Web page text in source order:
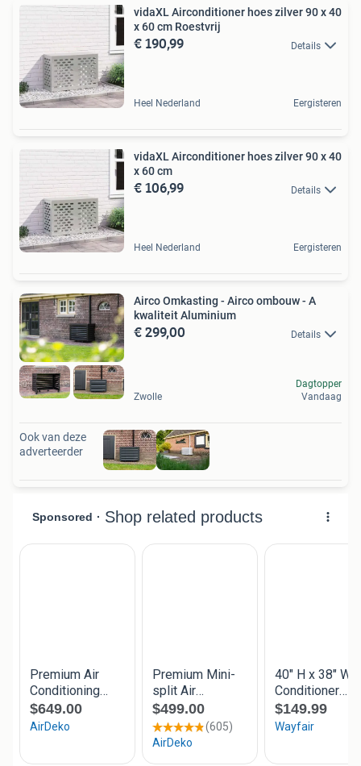
vidaXL Airconditioner hoes zilver 90 x 40
x 60 cm Roestvrij
€ 190,99 Details
Heel Nederland Eergisteren
vidaXL Airconditioner hoes zilver 90 x 40
x 60 cm
€ 106,99 Details
Heel Nederland Eergisteren
Airco Omkasting - Airco ombouw - A
kwaliteit Aluminium
€ 299,00 Details
Zwolle
Dagtopper
Vandaag
Ook van deze
adverteerder